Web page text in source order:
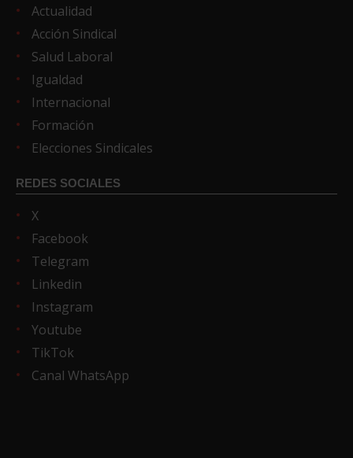
Actualidad
Acción Sindical
Salud Laboral
Igualdad
Internacional
Formación
Elecciones Sindicales
REDES SOCIALES
X
Facebook
Telegram
Linkedin
Instagram
Youtube
TikTok
Canal WhatsApp